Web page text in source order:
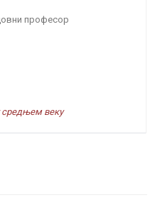
професор
средњем веку